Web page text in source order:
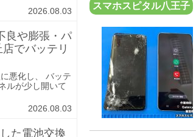
2026.08.03
良や膨張・パ
でバッテリ
悪化し、 バッテ
ルが少し開いて
2026.08.03
た電池交換
スマホスピタル八王子